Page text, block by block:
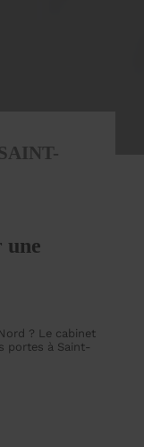
une
? Le cabinet
portes à Saint-